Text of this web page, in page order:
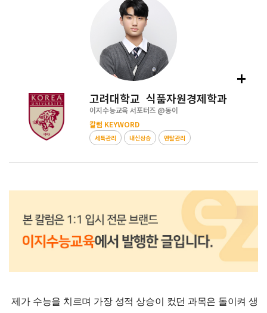
+
고려대학교 식품자원경제학과
이지수능교육 서포터즈 @동이
칼럼 KEYWORD
세특관리 내신상승 멘탈관리
제가 수능을 치르며 가장 성적 상승이 컸던 과목은 돌이켜 생